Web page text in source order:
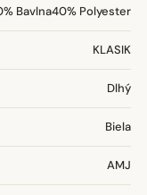
Bavlna40% Polyester
KLASIK
Dlhý
Biela
AMJ